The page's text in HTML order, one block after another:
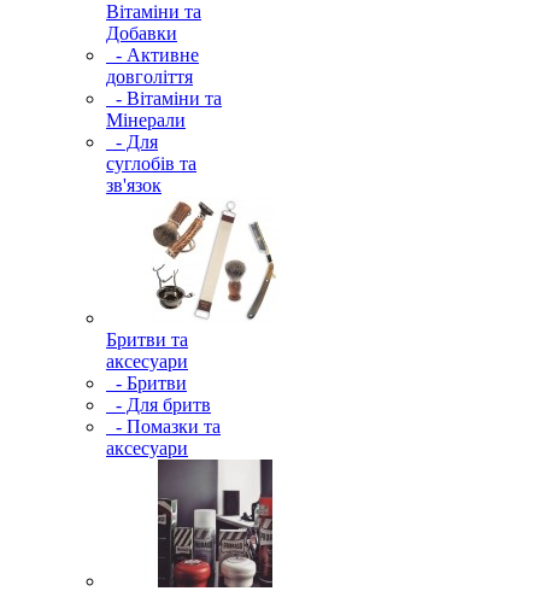
Вітаміни та
Добавки
- Активне
довголіття
- Вітаміни та
Мінерали
- Для
суглобів та
зв'язок
Бритви та
аксесуари
- Бритви
- Для бритв
- Помазки та
аксесуари